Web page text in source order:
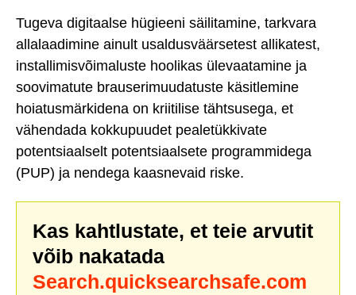
Tugeva digitaalse hügieeni säilitamine, tarkvara
allalaadimine ainult usaldusväärsetest allikatest,
installimisvõimaluste hoolikas ülevaatamine ja
soovimatute brauserimuudatuste käsitlemine
hoiatusmärkidena on kriitilise tähtsusega, et
vähendada kokkupuudet pealetükkivate
potentsiaalselt potentsiaalsete programmidega
(PUP) ja nendega kaasnevaid riske.
Kas kahtlustate, et teie arvutit
võib nakatada
Search.quicksearchsafe.com